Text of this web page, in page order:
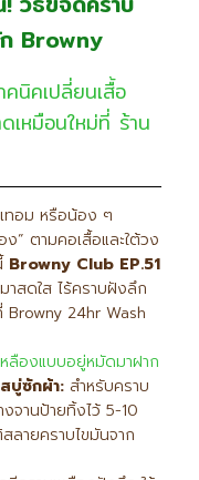
Browny
คนิคเปลี่ยนเสื้อ
เหมือนใหม่ที่ ร้าน
อม หรือน้อง ๆ
” ตามคอเสื้อและใต้วง
Browny Club EP.51
าสดใส ไร้คราบฝังลึก
24hr Wash
หลืองแบบอยู่หมัดมาฝาก
บู่ซักผ้า: สำหรับคราบ
งจานป้ายทิ้งไว้ 5-10
ลายคราบไขมันจาก